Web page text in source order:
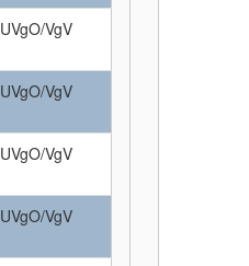
UVgO/VgV
UVgO/VgV
UVgO/VgV
UVgO/VgV